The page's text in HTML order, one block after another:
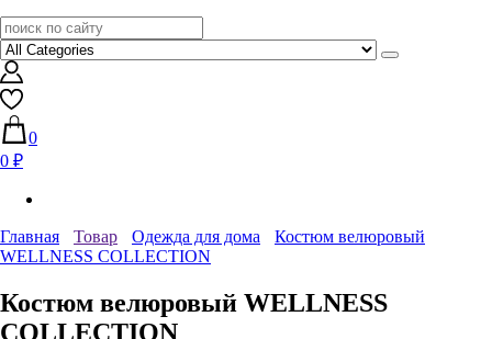
0
0 ₽
Главная Товар Одежда для дома
Костюм велюровый
WELLNESS COLLECTION
Костюм велюровый WELLNESS
COLLECTION